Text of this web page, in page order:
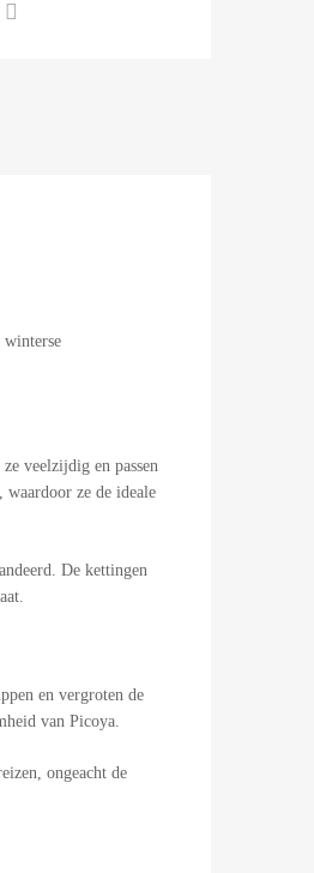
winterse
veelzijdig en passen
ze de ideale
De kettingen
en vergroten de
van Picoya.
ongeacht de